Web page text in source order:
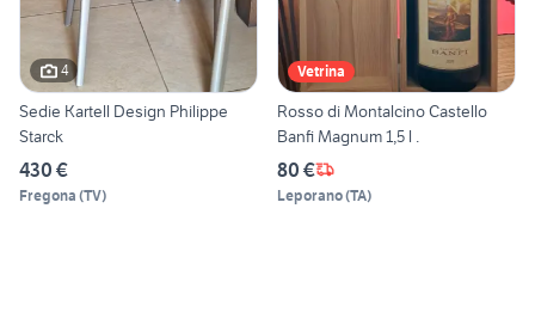
4
Sedie Kartell Design Philippe
Starck
430 €
Fregona (TV)
Vetrina
Rosso di Montalcino Castello
Banfi Magnum 1,5 l .
80 €
Leporano(TA)